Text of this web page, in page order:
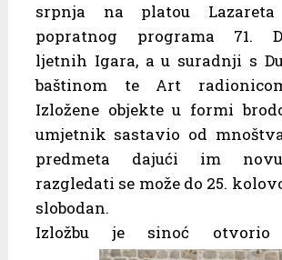
srpnja na platou
popratnog programa 71.
ljetnih Igara, a u suradnji s
baštinom te Art
Izložene objekte u formi
umjetnik sastavio od
predmeta dajući im
razgledati se može do 25.
slobodan.
Izložbu je sinoć otvorio